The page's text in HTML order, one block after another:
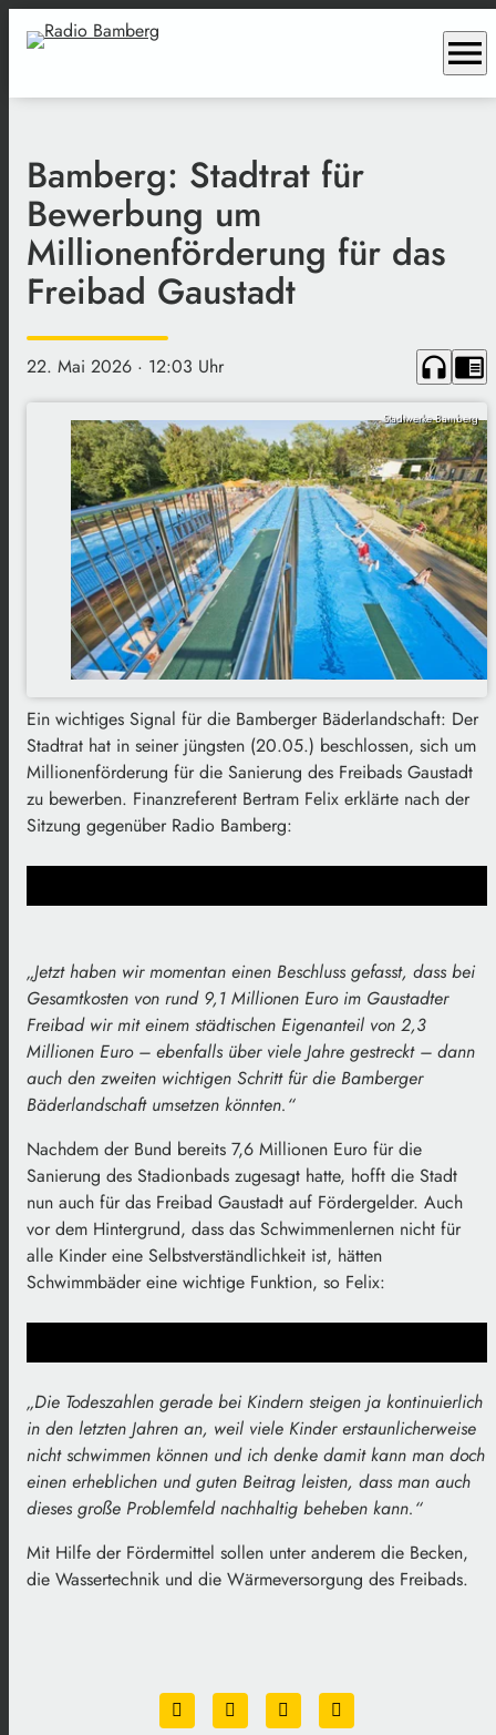
menu
Bamberg: Stadtrat für
Bewerbung um
Millionenförderung für das
Freibad Gaustadt
22. Mai 2026 · 12:03 Uhr headphones chrome_reader_mode
Stadtwerke Bamberg
Ein wichtiges Signal für die Bamberger Bäderlandschaft: Der
Stadtrat hat in seiner jüngsten (20.05.) beschlossen, sich um
Millionenförderung für die Sanierung des Freibads Gaustadt
zu bewerben. Finanzreferent Bertram Felix erklärte nach der
Sitzung gegenüber Radio Bamberg:
„Jetzt haben wir momentan einen Beschluss gefasst, dass bei
Gesamtkosten von rund 9,1 Millionen Euro im Gaustadter
Freibad wir mit einem städtischen Eigenanteil von 2,3
Millionen Euro – ebenfalls über viele Jahre gestreckt – dann
auch den zweiten wichtigen Schritt für die Bamberger
Bäderlandschaft umsetzen könnten.“
Nachdem der Bund bereits 7,6 Millionen Euro für die
Sanierung des Stadionbads zugesagt hatte, hofft die Stadt
nun auch für das Freibad Gaustadt auf Fördergelder. Auch
vor dem Hintergrund, dass das Schwimmenlernen nicht für
alle Kinder eine Selbstverständlichkeit ist, hätten
Schwimmbäder eine wichtige Funktion, so Felix:
„Die Todeszahlen gerade bei Kindern steigen ja kontinuierlich
in den letzten Jahren an, weil viele Kinder erstaunlicherweise
nicht schwimmen können und ich denke damit kann man doch
einen erheblichen und guten Beitrag leisten, dass man auch
dieses große Problemfeld nachhaltig beheben kann.“
Mit Hilfe der Fördermittel sollen unter anderem die Becken,
die Wassertechnik und die Wärmeversorgung des Freibads.